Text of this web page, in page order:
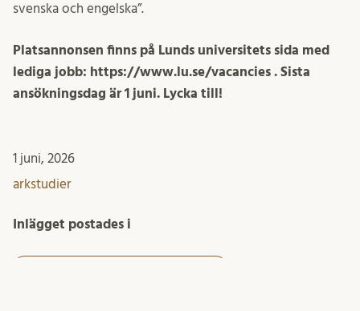
svenska och engelska”.
Platsannonsen finns på Lunds universitets sida med
lediga jobb: https://www.lu.se/vacancies . Sista
ansökningsdag är 1 juni. Lycka till!
1 juni, 2026
arkstudier
Inlägget postades i